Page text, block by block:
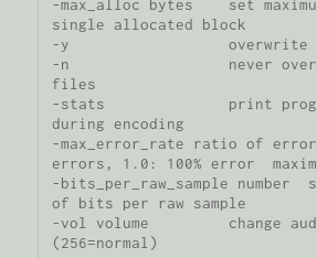
-max_alloc bytes    set
single allocated block
-y                  overwrite
-n                  never
files
-stats              print
during encoding
-max_error_rate ratio of
errors, 1.0: 100% error
-bits_per_raw_sample number
of bits per raw sample
-vol volume         change
(256=normal)